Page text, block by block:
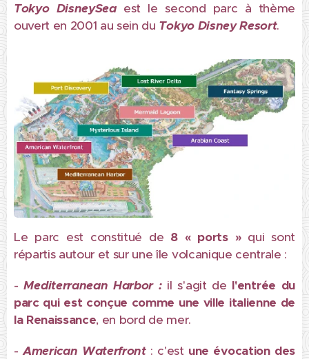
Tokyo DisneySeaest le second parc à thème
ouvert en 2001 au sein du Tokyo Disney Resort.
Le parc est constitué de 8 « ports »qui sont
répartis autour et sur une île volcanique centrale :
-Mediterranean Harbor : il s'agit de l'entrée du
parc qui est conçue comme une ville italienne de
la Renaissance, en bord de mer.
-American Waterfront : c'est une évocation des